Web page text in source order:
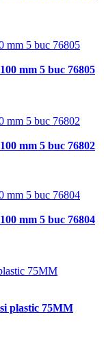
mm 5 buc 76805
mm 5 buc 76802
mm 5 buc 76804
plastic 75MM